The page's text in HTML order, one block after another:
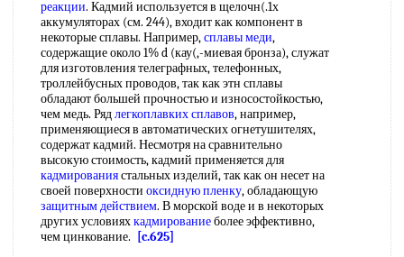
реакции. Кадмий используется в щелочн(.1х
аккумуляторах (см. 244), входит как компонент в
некоторые сплавы. Например,сплавы меди,
содержащие около 1% d (кау(,-миевая бронза), служат
для изготовления телеграфных, телефонных,
троллейбусных проводов, так как этн сплавы
обладают большей прочностью и износостойкостью,
чем медь. Рядлегкоплавких сплавов, например,
применяющиеся в автоматических огнетушителях,
содержат кадмий. Несмотря на сравнительно
высокую стоимость, кадмий применяется для
кадмированиястальных изделий, так как он несет на
своей поверхности оксидную пленку, обладающую
защитным действием. В морской воде и в некоторых
других условияхкадмированиеболее эффективно,
чем цинкование.
[c.625]